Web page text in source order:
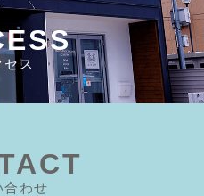
セス
合わせ